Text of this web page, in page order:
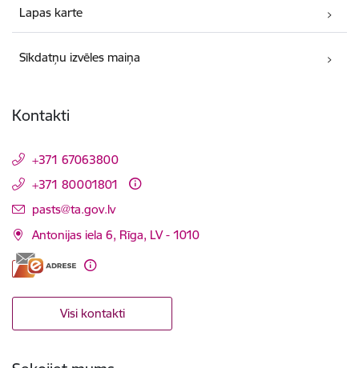
Lapas karte
Sīkdatņu izvēles maiņa
Kontakti
+371 67063800
+371 80001801
E-pasts:
pasts@ta.gov.lv
Antonijas iela 6, Rīga, LV - 1010
Visi kontakti